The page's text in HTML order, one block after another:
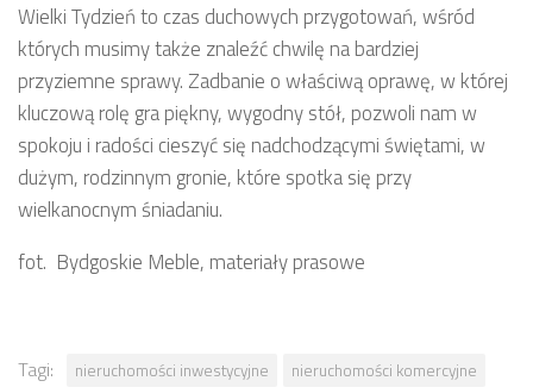
Wielki Tydzień to czas duchowych przygotowań, wśród
których musimy także znaleźć chwilę na bardziej
przyziemne sprawy. Zadbanie o właściwą oprawę, w której
kluczową rolę gra piękny, wygodny stół, pozwoli nam w
spokoju i radości cieszyć się nadchodzącymi świętami, w
dużym, rodzinnym gronie, które spotka się przy
wielkanocnym śniadaniu.
fot. Bydgoskie Meble, materiały prasowe
Tagi: nieruchomości inwestycyjne
nieruchomości komercyjne